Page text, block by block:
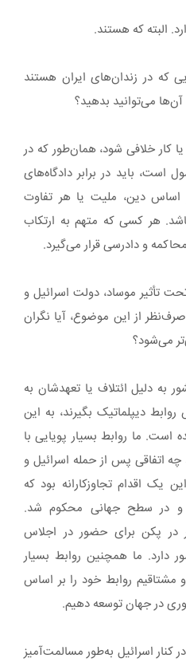
البته که هستند.
که در زندان‌های ایران هستند
می‌توانید بدهید؟
کار خلافی شود، همان‌طور که در
است، باید در برابر دادگاه‌های
اساس دین، ملیت یا هر تفاوت
هر کسی که متهم به ارتکاب
و دادرسی قرار می‌گیرد.
تأثیر موساد، دولت اسرائیل و
از این موضوع، آیا نگران
می‌شود؟
به دلیل ائتلاف یا تعهدشان به
دیپلماتیک بگیرند، به این
است. ما روابط بسیار پویایی با
اتفاقی پس از حمله اسرائیل و
یک اقدام تجاوزکارانه بود که
و در سطح جهانی محکوم شد.
در پکن برای حضور در اجلاس
دارد. ما همچنین روابط بسیار
مشتاقیم روابط خود را بر اساس
در جهان توسعه دهیم.
کنار اسرائیل به‌طور مسالمت‌آمیز